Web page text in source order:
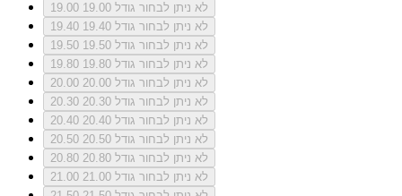
19.00
לא ניתן לבחור גודל 19.00
19.40
לא ניתן לבחור גודל 19.40
19.50
לא ניתן לבחור גודל 19.50
19.80
לא ניתן לבחור גודל 19.80
20.00
לא ניתן לבחור גודל 20.00
20.30
לא ניתן לבחור גודל 20.30
20.40
לא ניתן לבחור גודל 20.40
20.50
לא ניתן לבחור גודל 20.50
20.80
לא ניתן לבחור גודל 20.80
21.00
לא ניתן לבחור גודל 21.00